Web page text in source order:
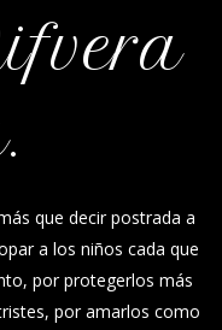
que decir postrada a
a los niños cada que
por protegerlos más
por amarlos como